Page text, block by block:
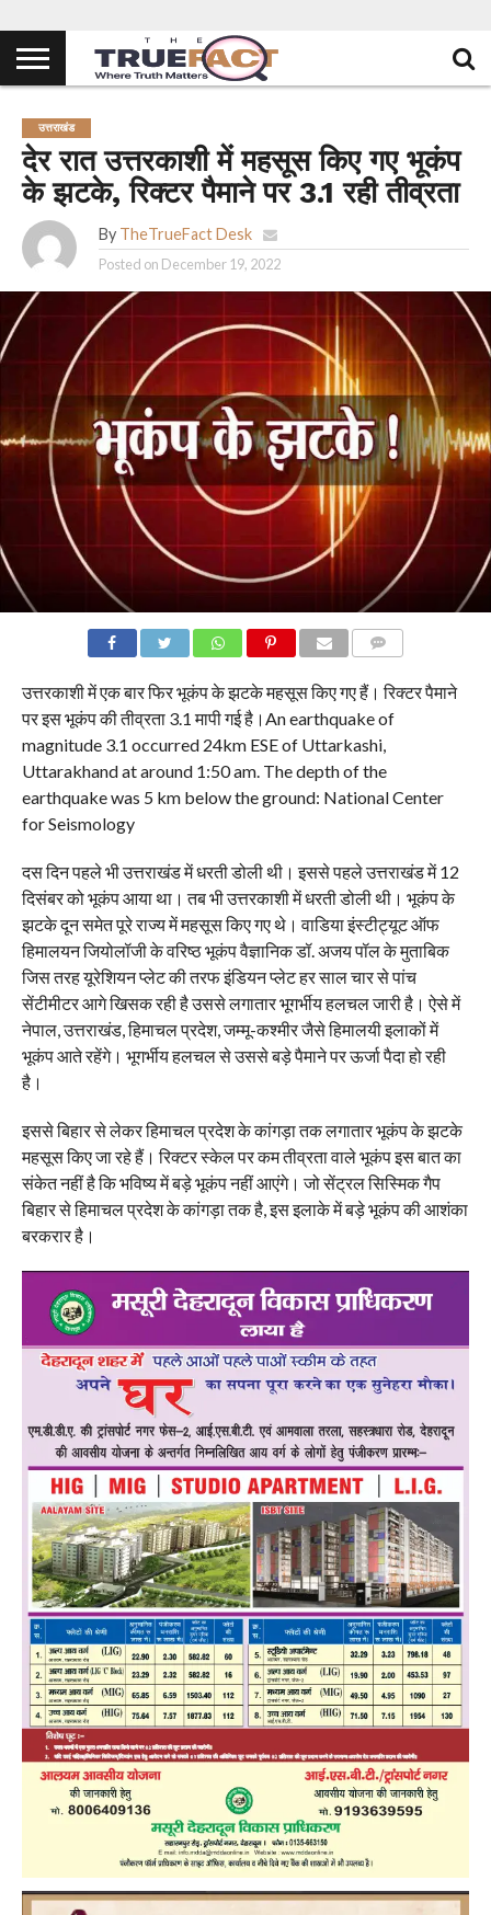
उत्तराखंड
देर रात उत्तरकाशी में महसूस किए गए भूकंप
के झटके, रिक्टर पैमाने पर 3.1 रही तीव्रता
By TheTrueFact Desk
Posted on December 19, 2022
उत्तरकाशी में एक बार फिर भूकंप के झटके महसूस किए गए हैं। रिक्टर पैमाने
पर इस भूकंप की तीव्रता 3.1 मापी गई है।An earthquake of
magnitude 3.1 occurred 24km ESE of Uttarkashi,
Uttarakhand at around 1:50 am. The depth of the
earthquake was 5 km below the ground: National Center
for Seismology
दस दिन पहले भी उत्तराखंड में धरती डोली थी। इससे पहले उत्तराखंड में 12
दिसंबर को भूकंप आया था। तब भी उत्तरकाशी में धरती डोली थी। भूकंप के
झटके दून समेत पूरे राज्य में महसूस किए गए थे। वाडिया इंस्टीट्यूट ऑफ
हिमालयन जियोलॉजी के वरिष्ठ भूकंप वैज्ञानिक डॉ. अजय पॉल के मुताबिक
जिस तरह यूरेशियन प्लेट की तरफ इंडियन प्लेट हर साल चार से पांच
सेंटीमीटर आगे खिसक रही है उससे लगातार भूगर्भीय हलचल जारी है। ऐसे में
नेपाल, उत्तराखंड, हिमाचल प्रदेश, जम्मू-कश्मीर जैसे हिमालयी इलाकों में
भूकंप आते रहेंगे। भूगर्भीय हलचल से उससे बड़े पैमाने पर ऊर्जा पैदा हो रही
है।
इससे बिहार से लेकर हिमाचल प्रदेश के कांगड़ा तक लगातार भूकंप के झटके
महसूस किए जा रहे हैं। रिक्टर स्केल पर कम तीव्रता वाले भूकंप इस बात का
संकेत नहीं है कि भविष्य में बड़े भूकंप नहीं आएंगे। जो सेंट्रल सिस्मिक गैप
बिहार से हिमाचल प्रदेश के कांगड़ा तक है, इस इलाके में बड़े भूकंप की आशंका
बरकरार है।